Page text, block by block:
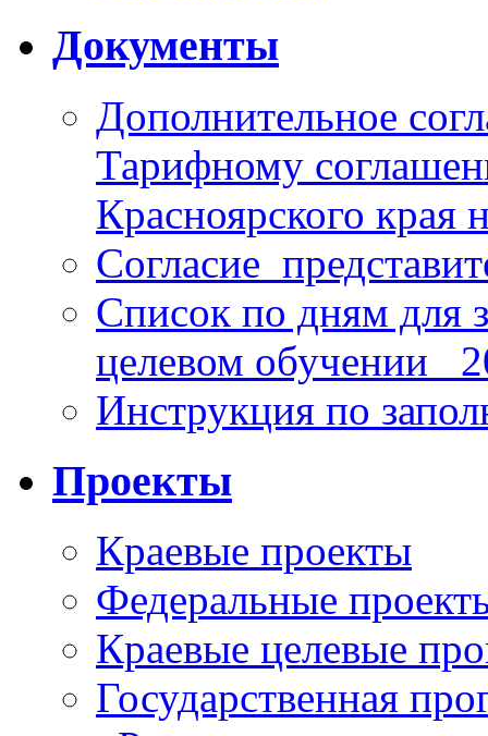
Документы
Дополнительное
Тарифному
Красноярского края
Список по дням для
целевом обучении_
Инструкция по
Проекты
Краевые проекты
Федеральные
Краевые целевые
Государственная